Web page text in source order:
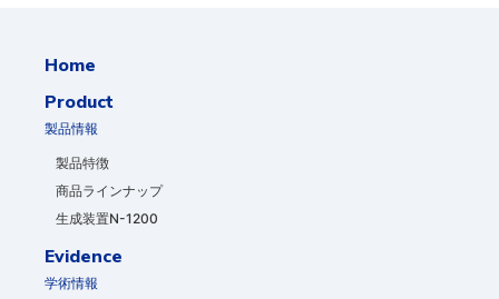
Home
Product
製品情報
製品特徴
商品ラインナップ
生成装置N-1200
Evidence
学術情報